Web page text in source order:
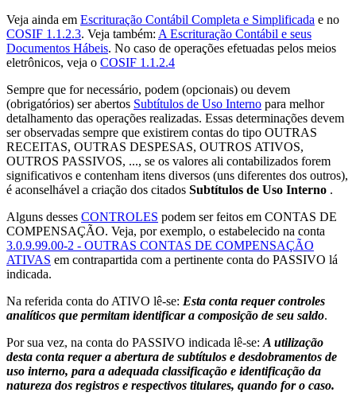
Veja ainda em Escrituração Contábil Completa e Simplificada e no
COSIF 1.1.2.3. Veja também: A Escrituração Contábil e seus
Documentos Hábeis. No caso de operações efetuadas pelos meios
eletrônicos, veja o COSIF 1.1.2.4
Sempre que for necessário, podem (opcionais) ou devem
(obrigatórios) ser abertos Subtítulos de Uso Interno para melhor
detalhamento das operações realizadas. Essas determinações devem
ser observadas sempre que existirem contas do tipo OUTRAS
RECEITAS, OUTRAS DESPESAS, OUTROS ATIVOS,
OUTROS PASSIVOS, ..., se os valores ali contabilizados forem
significativos e contenham itens diversos (uns diferentes dos outros),
é aconselhável a criação dos citados Subtítulos de Uso Interno .
Alguns desses CONTROLES podem ser feitos em CONTAS DE
COMPENSAÇÃO. Veja, por exemplo, o estabelecido na conta
3.0.9.99.00-2 - OUTRAS CONTAS DE COMPENSAÇÃO
ATIVAS em contrapartida com a pertinente conta do PASSIVO lá
indicada.
Na referida conta do ATIVO lê-se: Esta conta requer controles
analíticos que permitam identificar a composição de seu saldo.
Por sua vez, na conta do PASSIVO indicada lê-se: A utilização
desta conta requer a abertura de subtítulos e desdobramentos de
uso interno, para a adequada classificação e identificação da
natureza dos registros e respectivos titulares, quando for o caso.